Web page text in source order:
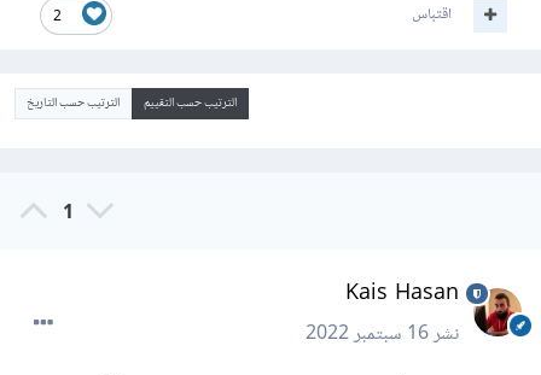
2 اقتباس
الترتيب حسب التقييم الترتيب حسب التاريخ
1
Kais Hasan
نشر16 سبتمبر 2022